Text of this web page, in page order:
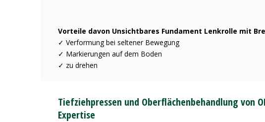
Vorteile davon Unsichtbares Fundament Lenkrolle mit
✓ Verformung bei seltener Bewegung
✓ Markierungen auf dem Boden
✓ zu drehen
Tiefziehpressen und Oberflächenbehandlung von
Expertise